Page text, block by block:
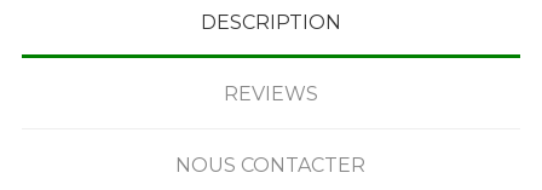
DESCRIPTION
REVIEWS
NOUS CONTACTER